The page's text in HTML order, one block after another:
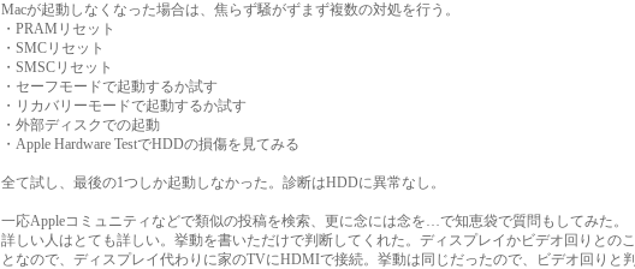
Macが起動しなくなった場合は、焦らず騒がずまず複数の対処を行う。
・PRAMリセット
・SMCリセット
・SMSCリセット
・セーフモードで起動するか試す
・リカバリーモードで起動するか試す
・外部ディスクでの起動
・Apple Hardware TestでHDDの損傷を見てみる
全て試し、最後の1つしか起動しなかった。診断はHDDに異常なし。
一応Appleコミュニティなどで類似の投稿を検索、更に念には念を…で知恵袋で質問もしてみた。
詳しい人はとても詳しい。挙動を書いただけで判断してくれた。ディスプレイかビデオ回りとのこ
となので、ディスプレイ代わりに家のTVにHDMIで接続。挙動は同じだったので、ビデオ回りと判